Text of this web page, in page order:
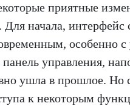
приятные
Для начала, интерфейс
особенно с
панель управления,
ушла в прошлое. Но
к некоторым